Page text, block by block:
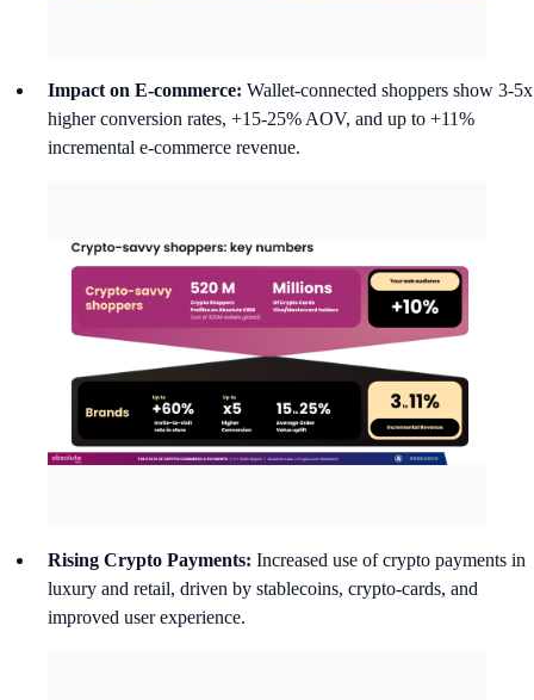
Impact on E-commerce: Wallet-connected shoppers show 3-5x
higher conversion rates, +15-25% AOV, and up to +11%
incremental e-commerce revenue.
Rising Crypto Payments: Increased use of crypto payments in
luxury and retail, driven by stablecoins, crypto-cards, and
improved user experience.